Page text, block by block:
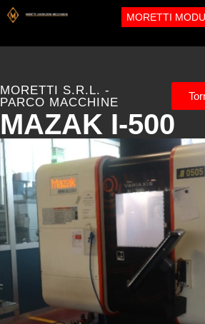
MORETTI
MORETTI S.R.L. -
PARCO MACCHINE
MAZAK I-500